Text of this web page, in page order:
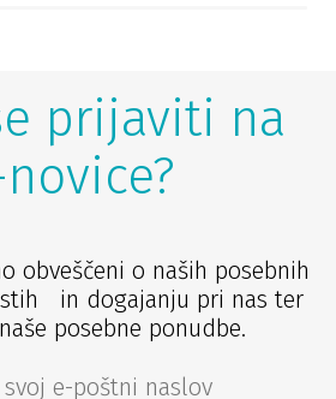
prijaviti na
obveščeni o naših posebnih
in dogajanju pri nas ter
posebne ponudbe.